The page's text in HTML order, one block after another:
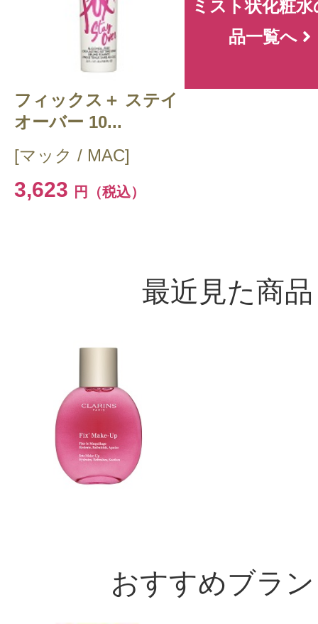
フィックス＋ ステイ
オーバー 10...
[マック / MAC]
3,623 円（税込）
ミスト状化粧水
品一覧へ
最近見た商品
おすすめブラ